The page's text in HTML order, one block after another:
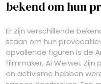
bekend om hun
Er zijn verschillende
staan om hun
opvallende figuren is de
filmmaker, Ai Weiwei.
en activisme hebben